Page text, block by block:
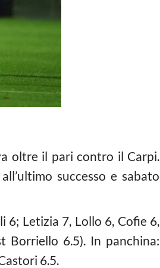
oltre il pari contro il Carpi.
successo e sabato
6; Letizia 7, Lollo 6, Cofie 6,
Borriello 6.5). In panchina:
6.5.